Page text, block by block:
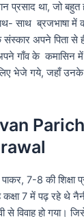
प्रसाद था, जो
साथ ब्रजभाषा में
अपने पिता से
गाँव के कमासिन
भेजे गये, जहाँ उनके
पाकर, 7-8 की शिक्षा
7 में पढ़ रहे थे
से विवाह हो गया।